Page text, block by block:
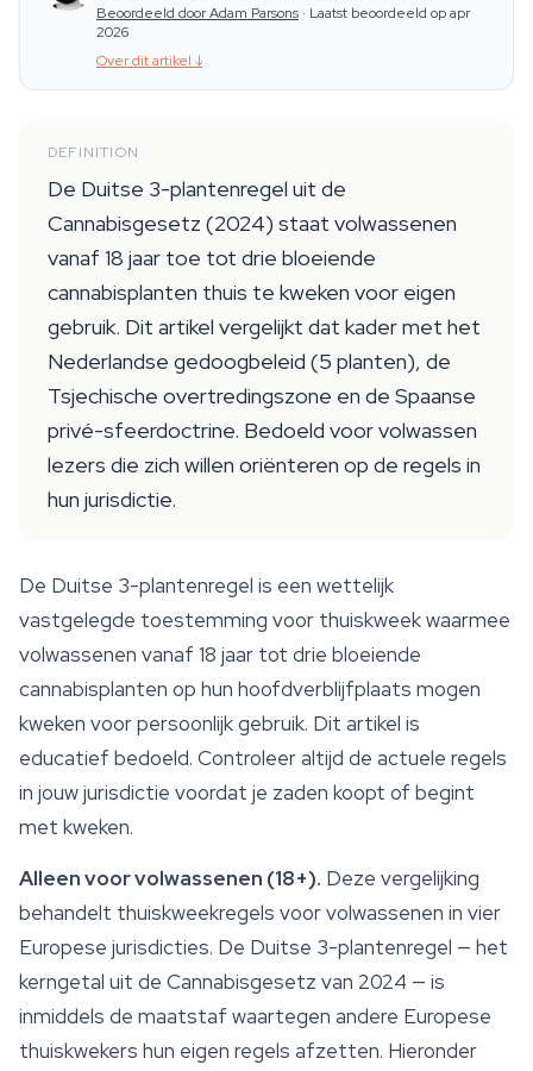
Beoordeeld door Adam Parsons · Laatst beoordeeld op apr
2026
Over dit artikel ↓
DEFINITION
De Duitse 3-plantenregel uit de
Cannabisgesetz (2024) staat volwassenen
vanaf 18 jaar toe tot drie bloeiende
cannabisplanten thuis te kweken voor eigen
gebruik. Dit artikel vergelijkt dat kader met het
Nederlandse gedoogbeleid (5 planten), de
Tsjechische overtredingszone en de Spaanse
privé-sfeerdoctrine. Bedoeld voor volwassen
lezers die zich willen oriënteren op de regels in
hun jurisdictie.
De Duitse 3-plantenregel is een wettelijk
vastgelegde toestemming voor thuiskweek waarmee
volwassenen vanaf 18 jaar tot drie bloeiende
cannabisplanten op hun hoofdverblijfplaats mogen
kweken voor persoonlijk gebruik. Dit artikel is
educatief bedoeld. Controleer altijd de actuele regels
in jouw jurisdictie voordat je zaden koopt of begint
met kweken.
Alleen voor volwassenen (18+). Deze vergelijking
behandelt thuiskweekregels voor volwassenen in vier
Europese jurisdicties. De Duitse 3-plantenregel — het
kerngetal uit de Cannabisgesetz van 2024 — is
inmiddels de maatstaf waartegen andere Europese
thuiskwekers hun eigen regels afzetten. Hieronder